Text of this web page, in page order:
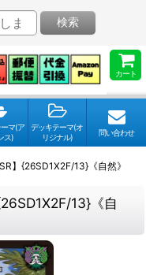
カート
検索
マ(ア
ス)
デッキテーマ(オ
リジナル)
問い合わせ
】{26SD1X2F/13}《自然》
13}《自